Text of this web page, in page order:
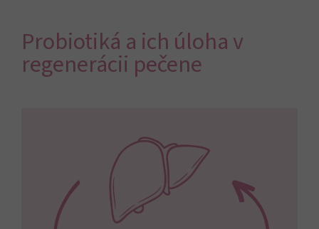
Probiotiká a ich úloha v
regenerácii pečene